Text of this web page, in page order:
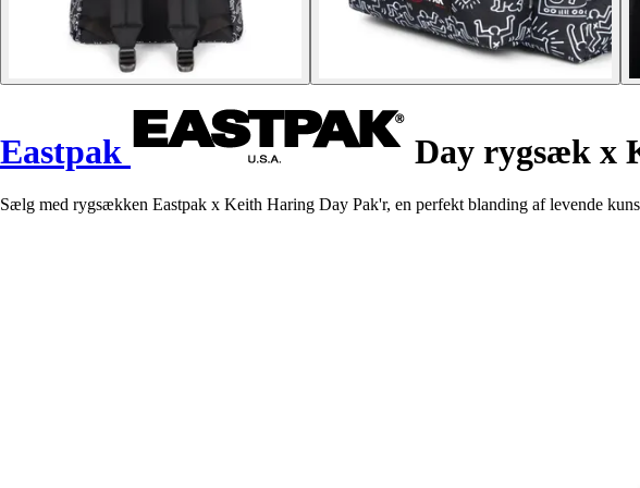
Eastpak Day rygsæk x
Sælg med rygsækken Eastpak x Keith Haring Day Pak'r, en perfekt blanding af levende